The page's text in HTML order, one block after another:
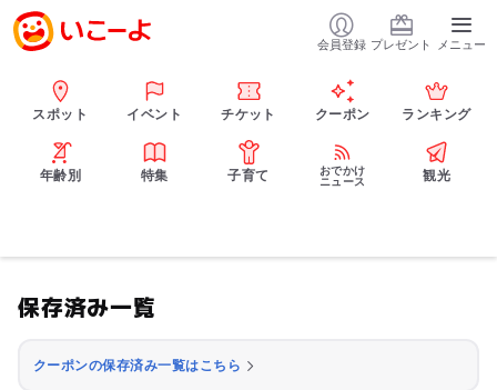
会員登録 プレゼント メニュー
スポット イベント チケット クーポン ランキング
年齢別 特集 子育て
おでかけ
ニュース
観光
保存済み一覧
クーポンの保存済み一覧はこちら